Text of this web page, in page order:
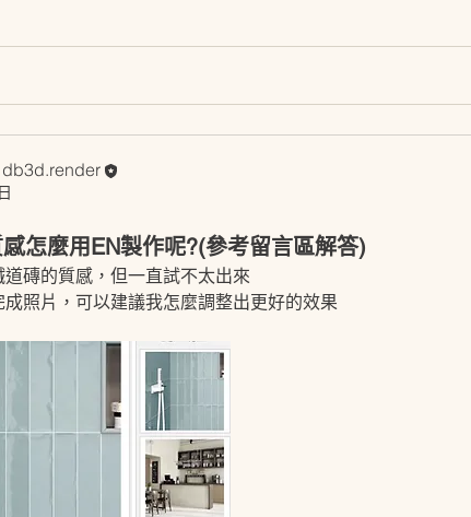
怎麼用EN製作呢?(參考留言區解答)
磚的質感，但一直試不太出來
照片，可以建議我怎麼調整出更好的效果